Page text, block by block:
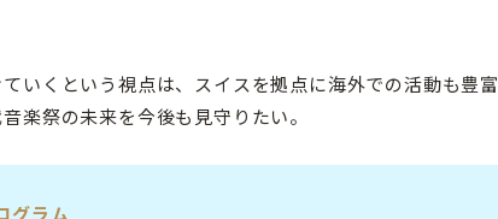
いくという視点は、スイスを拠点に海外での活動も豊富
楽祭の未来を今後も見守りたい。
グラム